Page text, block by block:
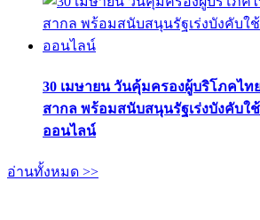
30 เมษายน วันคุ้มครองผู้บริโภคไ
สากล พร้อมสนับสนุนรัฐเร่งบังคับ
ออนไลน์
อ่านทั้งหมด >>